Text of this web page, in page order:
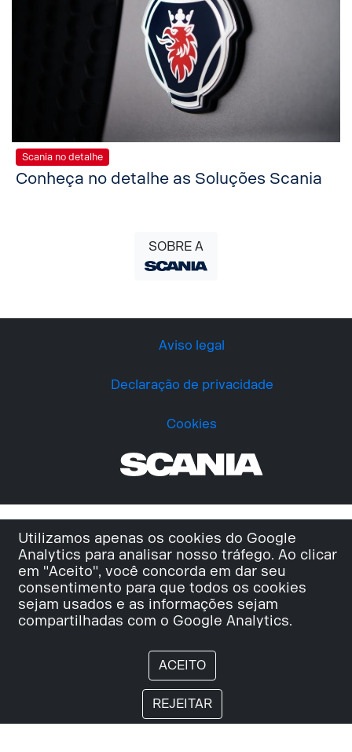
Utilizamos apenas os cookies do Google
Analytics para analisar nosso tráfego. Ao clicar
em "Aceito", você concorda em dar seu
consentimento para que todos os cookies
sejam usados e as informações sejam
compartilhadas com o Google Analytics.
ACEITO
REJEITAR
Scania no detalhe
Conheça no detalhe as Soluções Scania
SOBRE A
Aviso legal
Declaração de privacidade
Cookies